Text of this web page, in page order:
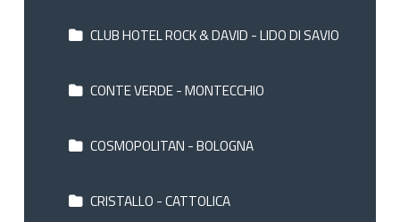
CLUB HOTEL ROCK & DAVID - LIDO DI SAVIO
CONTE VERDE - MONTECCHIO
COSMOPOLITAN - BOLOGNA
CRISTALLO - CATTOLICA